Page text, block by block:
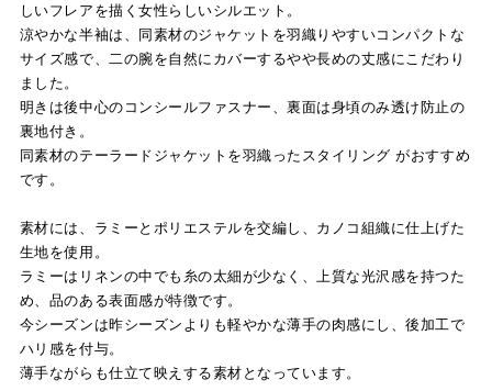
しいフレアを描く女性らしいシルエット。
涼やかな半袖は、同素材のジャケットを羽織りやすいコンパクトな
サイズ感で、二の腕を自然にカバーするやや長めの丈感にこだわり
ました。
明きは後中心のコンシールファスナー、裏面は身頃のみ透け防止の
裏地付き。
同素材のテーラードジャケットを羽織ったスタイリング がおすすめ
です。
素材には、ラミーとポリエステルを交編し、カノコ組織に仕上げた
生地を使用。
ラミーはリネンの中でも糸の太細が少なく、上質な光沢感を持つた
め、品のある表面感が特徴です。
今シーズンは昨シーズンよりも軽やかな薄手の肉感にし、後加工で
ハリ感を付与。
薄手ながらも仕立て映えする素材となっています。